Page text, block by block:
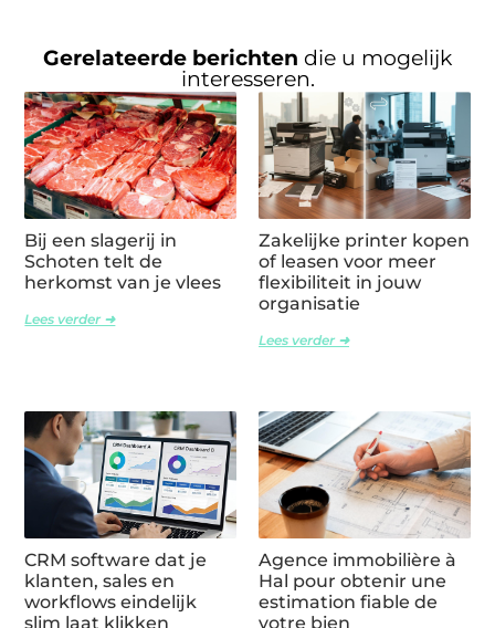
Gerelateerde berichten die u mogelijk
interesseren.
Bij een slagerij in
Schoten telt de
herkomst van je vlees
Lees verder ➜
Zakelijke printer kopen
of leasen voor meer
flexibiliteit in jouw
organisatie
Lees verder ➜
CRM software dat je
klanten, sales en
workflows eindelijk
slim laat klikken
Agence immobilière à
Hal pour obtenir une
estimation fiable de
votre bien